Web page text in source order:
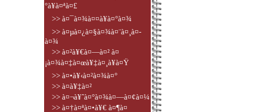
°à¥à¤ªà¤£
>> à¤¯à¤¾à¤¤à¥à¤°à¤¾
>> à¤µà¤¿à¤§à¤¾à¤¨à¤¸à¤­
à¤¾
>> à¤²à¥€à¤—à¤² à¤
¡à¤¾à¤‡à¤œà¥‡à¤¸à¥à¤Ÿ
>> à¤•à¥‹à¤²à¤¾à¤°
>> à¤­à¥‡à¤²
>> à¤¬à¥ˆà¤°à¤¾à¤—à¤¢à¤¼
>> à¤†à¤ªà¤•à¥€ à¤¶à¤